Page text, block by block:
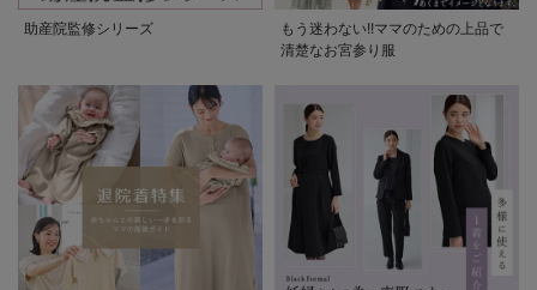
助産院監修シリーズ
もう迷わない!!ママのための上品で
清楚なお宮参り服